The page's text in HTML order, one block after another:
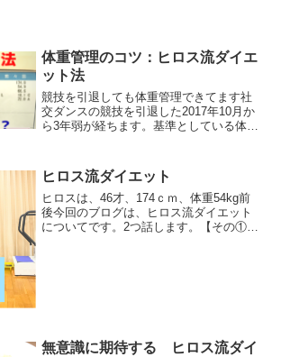
体重管理のコツ：ヒロス流ダイエ
ット法
競技を引退しても体重管理できてます社
交ダンスの競技を引退した2017年10月か
ら3年弱が経ちます。基準としている体重
の☑ヒロス流ダイエット法・自分に合っ
ているし・や...
ヒロス流ダイエット
ヒロスは、46才、174ｃｍ、体重54kg前
後今回のブログは、ヒロス流ダイエット
についてです。2つ話します。【その①】
無意識に期待する ヒロス流ダイ